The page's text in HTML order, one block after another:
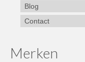
Blog
Contact
Merken